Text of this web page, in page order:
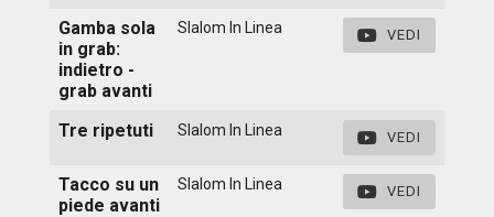
Gamba sola
in grab:
indietro -
grab avanti
Slalom In Linea VEDI
Tre ripetuti Slalom In Linea VEDI
Tacco su un
piede avanti
Slalom In Linea VEDI